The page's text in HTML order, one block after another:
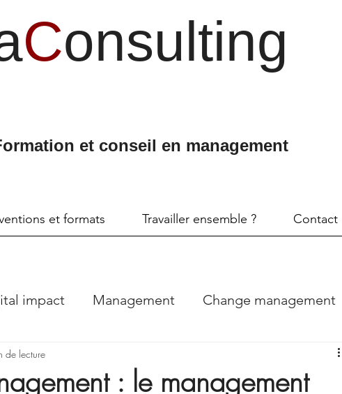
Consulting
et conseil en management
et formats Travailler ensemble ? Contact
impact Management Change management
: le management
de lecture